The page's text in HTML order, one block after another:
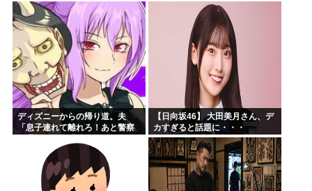
【全国ツアー2026 What’s
lonesome?】
ディズニーからの帰り道。夫
「息子連れて離れろ！あと警察
「どうしました！？」→トンデ
モナイことに…
【日向坂46】 大田美月さん、デ
カすぎると話題に・・・